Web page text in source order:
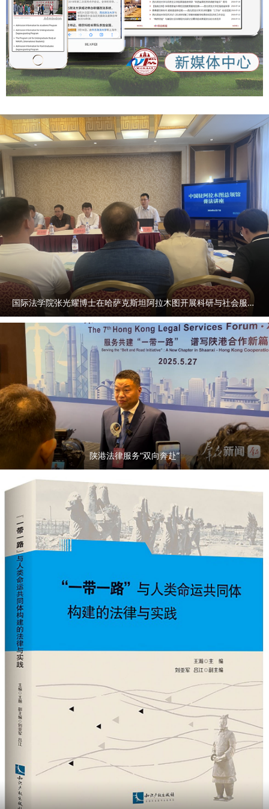
理论经济学（020101政治经济学）、0401教育学（040101
教育学原理） 博士研究生 /博士 1 12 公安学院 （公共安全法
学院） 0301法学（030104刑法学、030106诉讼法学、
0301Z3侦查学） 博士研究生 /博士 2 胡老师 029-88182756
davidhudewei@qq.com 13 新闻传播学院 （艺术学院）
1357设计、1370设计学、1403设计学 博士研究生 /博士 1
学（050301‌新闻学、‌050302传播学） 1 14 商学院 （管理学
院） 1202工商管理 博士研究生 /博士 1 李老师 029-
88182575 287318138@qq.com 三、应聘程序 学校按照发
布公告、网上报名、资格审核、考核、体检、心理健康测评、
思想政治表现及师德师风审查、公示、聘用等程序进行招聘。
（一）发布公告 在西北政法大学官网
（https://www.nwupl.edu.cn/）、西北政法大学人事处官网
（https://rsc.nwupl.edu.cn/）发布招聘公告。 （二）网上报
名 1.自2026年5月13日起至2026年11月30日止。 2.应聘者
应在西北政法大学人事处网站资料下载栏目下载并填写《西北
政法大学教学科研岗位应聘人员登记表》（见附件，以下简称
《登记表》），并将相应的报名材料（《登记表》、个人简
历、学历学位、职称证书、外语、计算机等级证书、科研成
果、获奖等相关材料）原件扫描后压缩打包以附件形式同时发
送至各单位联系人邮箱和人事处邮箱。邮件名称和附件名称统
一书写为“应聘岗位－毕业院校－专业－学位－本人姓名”。 人
事处联系人： 王老师，联系方式：029-88182596/029-
88182518，NWUPLszk02@163.com。 （三）资格审核 学
校根据本公告和招聘计划规定的招聘条件，对应聘者提交的应
聘材料进行审核。 （四）考核 学校对通过资格审核的人员以
面试、试讲等方式设置若干测评要素进行考核，重点考核应聘
人员的语言表达能力、逻辑思维能力、教育教学水平、学术科
研能力、工作经验等与招聘岗位相关的专业素养、业务能力。
（五）体检 根据考核成绩按照1:1的比例确定体检和考察人
选，由学校组织到三级甲等医院进行体检，体检标准参照《公
务员录用体检通用标准（试行）》执行。体检费按医院体检收
费标准，由参加体检的人员缴纳。 （六）心理健康测评、思
想政治表现及师德师风审查 学校组织对体检合格人员进行心
理健康测评、思想政治表现及师德师风审查，重点考察应聘人
员的心理健康状况、思想政治、道德品质、师德师风和现实表
现等方面的情况，并再次对应聘人员的资格条件进行复审。测
评、审查不合格的，取消应聘资格。 （七）公示 拟聘人员名
单在西北政法大学人事处官网公示，公示内容包括招聘岗位及
拟聘人员姓名、出生年月、学历学位、专业等情况。公示期为
5个工作日。 （八）聘用 公示期满无异议后，学校按规定办理
后续相关聘用手续。 四、相关待遇 学校按照国家、陕西省及
学校有关政策为引进、招聘的人才兑现相应工资、社保及各类
福利待遇。引进的学科领军人才、学科带头人，绩效工资
可“一事一议”实行年薪制。 学校对招聘的人才采取首聘期考核
制，首聘期合格的人员，学校根据编制管理实际，可分批有序
纳入事业单位编制管理（入编手续办理完成前暂按人事代理方
国际法学院张光耀博士在哈萨克斯坦阿拉木图开展科研与社会服务活动
陕港法律服务“双向奔赴”